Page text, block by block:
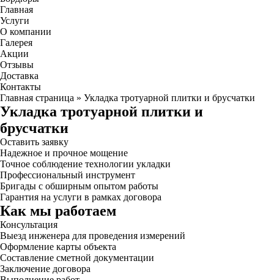
Главная
Услуги
О компании
Галерея
Акции
Отзывы
Доставка
Контакты
Главная страница » Укладка тротуарной плитки и брусчатки
Укладка тротуарной плитки и
брусчатки
Оставить заявку
Надежное и прочное мощение
Точное соблюдение технологии укладки
Профессиональный инструмент
Бригады с обширным опытом работы
Гарантия на услуги в рамках договора
Как мы работаем
Консультация
Выезд инженера для проведения измерений
Оформление карты объекта
Составление сметной документации
Заключение договора